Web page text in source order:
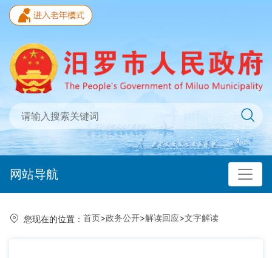
网站导航
您现在的位置： 首页>政务公开>解读回应>文字解读